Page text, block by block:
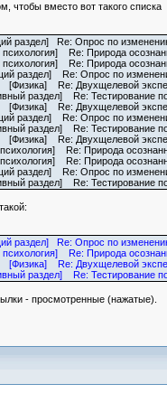
чтобы вместо вот такого списка
Re: Опрос по изменению
Re: Природа
Re: Природа
Re: Опрос по изменению
Двухщелевой эксперимент
раздел] Re: Тестирование
Двухщелевой эксперимент
Re: Опрос по изменению
раздел] Re: Тестирование
Двухщелевой эксперимент
Re: Природа
Re: Природа
Re: Опрос по изменению
раздел] Re: Тестирование
раздел] Re: Опрос по
психология] Re: Природа
[Физика] Re: Двухщелевой
раздел] Re: Тестирование
- просмотренные (нажатые).